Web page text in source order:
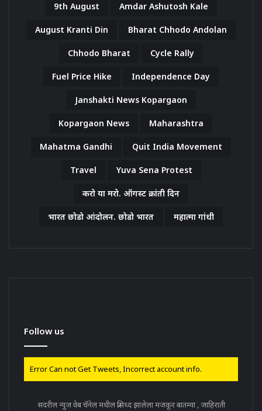
9th August Amdar Ashutosh Kale
August Kranti Din Bharat Chhodo Andolan
Chhodo Bharat Cycle Rally
Fuel Price Hike Independence Day
Janshakti News Kopargaon
Kopargaon News Maharashtra
Mahatma Gandhi Quit India Movement
Travel Yuva Sena Protest
करो या मरो. ऑगस्ट क्रांती दिन
भारत छोडो आंदोलन. छोडो भारत महात्मा गांधी
Follow us
Error Can not Get Tweets, Incorrect account info.
सदरील न्युज वेब चॅनेल मधील प्रसिध्द झालेला मजकूर बातम्या , जाहिराती